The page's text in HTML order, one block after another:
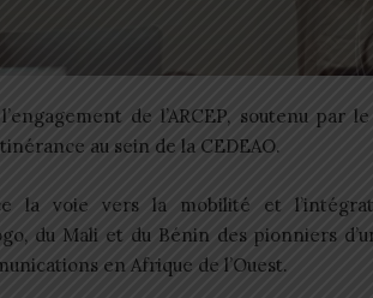
de l’ARCEP, soutenu par
au sein de la CEDEAO.
la voie vers la mobilité et
du Mali et du Bénin des pionniers
en Afrique de l’Ouest.